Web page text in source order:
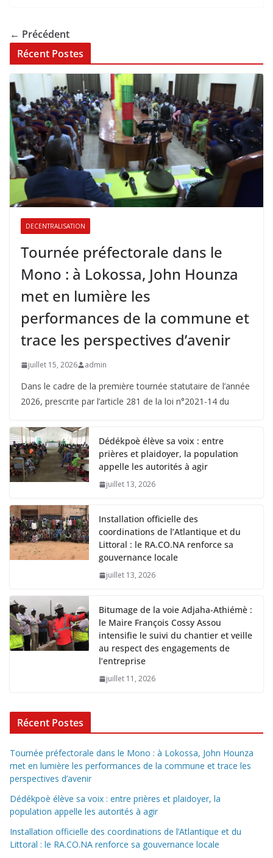
← Précédent
Récent Postes
DECENTRALISATION
Tournée préfectorale dans le
Mono : à Lokossa, John Hounza
met en lumière les
performances de la commune et
trace les perspectives d’avenir
juillet 15, 2026 admin
Dans le cadre de la première tournée statutaire de l’année
2026, prescrite par l’article 281 de la loi n°2021-14 du
Dédékpoè élève sa voix : entre
prières et plaidoyer, la population
appelle les autorités à agir
juillet 13, 2026
Installation officielle des
coordinations de l’Atlantique et du
Littoral : le RA.CO.NA renforce sa
gouvernance locale
juillet 13, 2026
Bitumage de la voie Adjaha-Athiémè :
le Maire François Cossy Assou
intensifie le suivi du chantier et veille
au respect des engagements de
l’entreprise
juillet 11, 2026
Récent Postes
Tournée préfectorale dans le Mono : à Lokossa, John Hounza
met en lumière les performances de la commune et trace les
perspectives d’avenir
Dédékpoè élève sa voix : entre prières et plaidoyer, la
population appelle les autorités à agir
Installation officielle des coordinations de l’Atlantique et du
Littoral : le RA.CO.NA renforce sa gouvernance locale